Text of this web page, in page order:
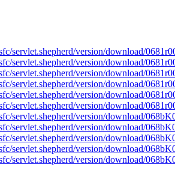
servlet.shepherd/version/download/
servlet.shepherd/version/download/
servlet.shepherd/version/download/
servlet.shepherd/version/download/
servlet.shepherd/version/download/
servlet.shepherd/version/download/
servlet.shepherd/version/download/
servlet.shepherd/version/download/
servlet.shepherd/version/download/
servlet.shepherd/version/download/
servlet.shepherd/version/download/